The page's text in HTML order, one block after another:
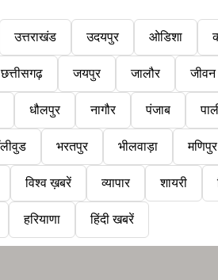
उत्तराखंड उदयपुर ओडिशा
छत्तीसगढ़ जयपुर जालौर
धौलपुर नागौर पंजाब
भरतपुर भीलवाड़ा मणिपुर
विश्व ख़बरें व्यापार शायरी
हरियाणा हिंदी खबरें